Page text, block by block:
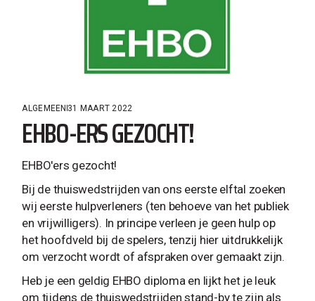
ALGEMEEN 31 MAART 2022
EHBO-ERS GEZOCHT!
EHBO'ers gezocht!
Bij de thuiswedstrijden van ons eerste elftal zoeken
wij eerste hulpverleners (ten behoeve van het publiek
en vrijwilligers). In principe verleen je geen hulp op
het hoofdveld bij de spelers, tenzij hier uitdrukkelijk
om verzocht wordt of afspraken over gemaakt zijn.
Heb je een geldig EHBO diploma en lijkt het je leuk
om tijdens de thuiswedstrijden stand-by te zijn als